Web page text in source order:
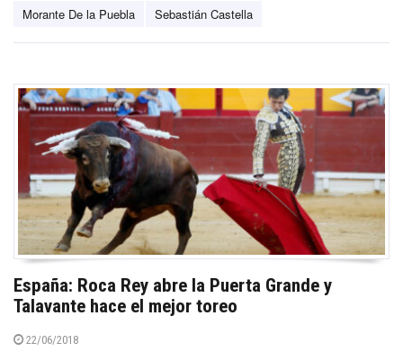
Morante De la Puebla
Sebastián Castella
España: Roca Rey abre la Puerta Grande y
Talavante hace el mejor toreo
22/06/2018